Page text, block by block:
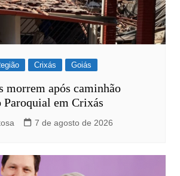
Crixás Goiás
morrem após caminhão
em Crixás
7 de agosto de 2026